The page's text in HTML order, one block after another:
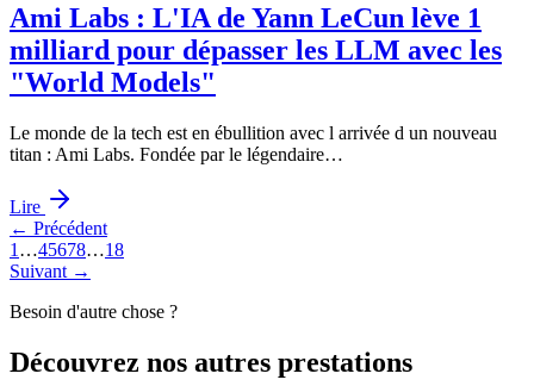
Ami Labs : L'IA de Yann LeCun lève 1
milliard pour dépasser les LLM avec les
"World Models"
Le monde de la tech est en ébullition avec l arrivée d un nouveau
titan : Ami Labs. Fondée par le légendaire…
Lire
← Précédent
1 …45678…18
Suivant →
Besoin d'autre chose ?
Découvrez nos autres prestations